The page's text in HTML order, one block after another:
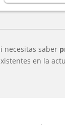
necesitas saber
en la